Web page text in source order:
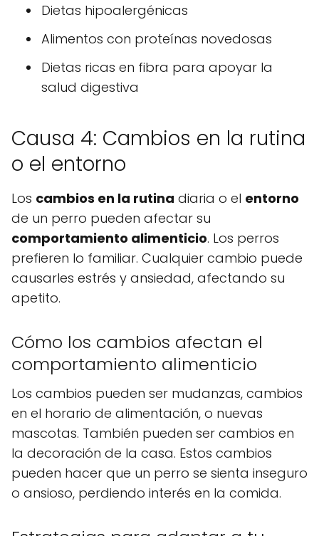
Dietas hipoalergénicas
Alimentos con proteínas novedosas
Dietas ricas en fibra para apoyar la
salud digestiva
Causa 4: Cambios en la rutina
o el entorno
Los cambios en la rutina diaria o el entorno
de un perro pueden afectar su
comportamiento alimenticio. Los perros
prefieren lo familiar. Cualquier cambio puede
causarles estrés y ansiedad, afectando su
apetito.
Cómo los cambios afectan el
comportamiento alimenticio
Los cambios pueden ser mudanzas, cambios
en el horario de alimentación, o nuevas
mascotas. También pueden ser cambios en
la decoración de la casa. Estos cambios
pueden hacer que un perro se sienta inseguro
o ansioso, perdiendo interés en la comida.